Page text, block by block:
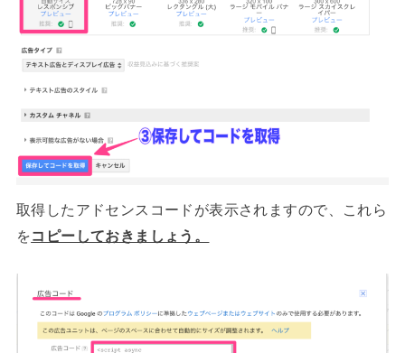
取得したアドセンスコードが表示されますので、これら
をコピーしておきましょう。